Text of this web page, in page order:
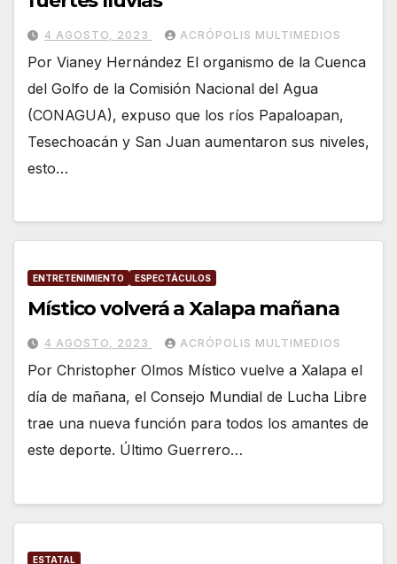
4 AGOSTO, 2023 ACRÓPOLIS MULTIMEDIOS
Por Vianey Hernández El organismo de la Cuenca
del Golfo de la Comisión Nacional del Agua
(CONAGUA), expuso que los ríos Papaloapan,
Tesechoacán y San Juan aumentaron sus niveles,
esto…
ENTRETENIMIENTO ESPECTÁCULOS
Místico volverá a Xalapa mañana
4 AGOSTO, 2023 ACRÓPOLIS MULTIMEDIOS
Por Christopher Olmos Místico vuelve a Xalapa el
día de mañana, el Consejo Mundial de Lucha Libre
trae una nueva función para todos los amantes de
este deporte. Último Guerrero…
ESTATAL